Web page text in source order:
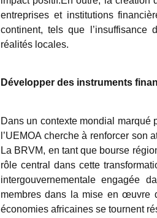
entreprises et institutions
continent, tels que l’insuffisance
réalités locales.
Développer des instruments
Dans un contexte mondial marqué
l’UEMOA cherche à renforcer son
La BRVM, en tant que bourse
rôle central dans cette
intergouvernementale engagée
membres dans la mise en œuvre
économies africaines se tournent